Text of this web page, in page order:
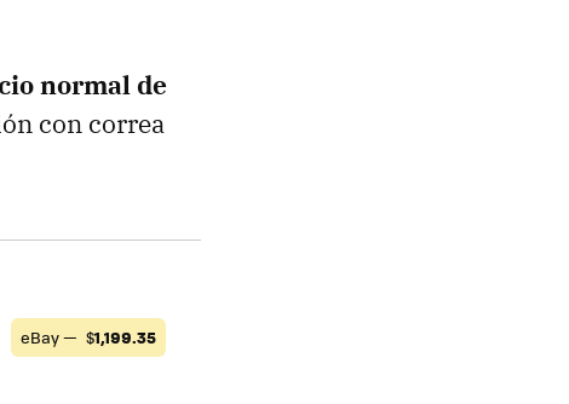
normal de
con correa
eBay — $1,199.35